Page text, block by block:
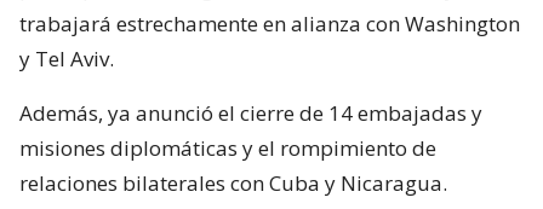
trabajará estrechamente en alianza con Washington
y Tel Aviv.
Además, ya anunció el cierre de 14 embajadas y
misiones diplomáticas y el rompimiento de
relaciones bilaterales con Cuba y Nicaragua.